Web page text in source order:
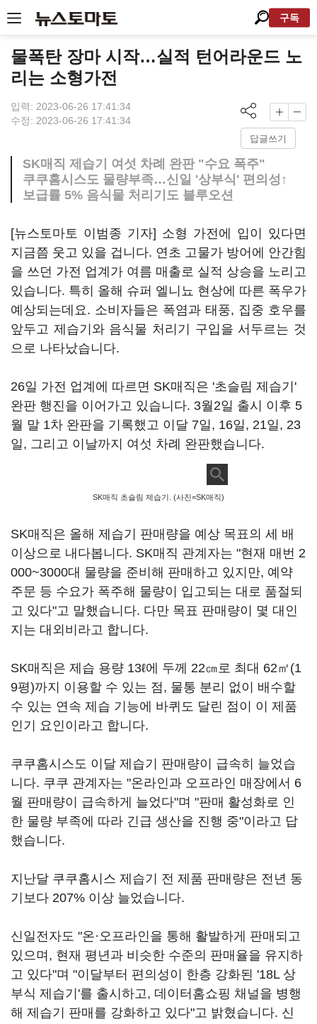
구독
물폭탄 장마 시작…실적 턴어라운드 노
리는 소형가전
입력: 2023-06-26 17:41:34
수정: 2023-06-26 17:41:34
답글쓰기
SK매직 제습기 여섯 차례 완판 "수요 폭주"
쿠쿠홈시스도 물량부족…신일 '상부식' 편의성↑
보급률 5% 음식물 처리기도 블루오션
[뉴스토마토 이범종 기자] 소형 가전에 입이 있다면
지금쯤 웃고 있을 겁니다. 연초 고물가 방어에 안간힘
을 쓰던 가전 업계가 여름 매출로 실적 상승을 노리고
있습니다. 특히 올해 슈퍼 엘니뇨 현상에 따른 폭우가
예상되는데요. 소비자들은 폭염과 태풍, 집중 호우를
앞두고 제습기와 음식물 처리기 구입을 서두르는 것
으로 나타났습니다.
26일 가전 업계에 따르면 SK매직은 '초슬림 제습기'
완판 행진을 이어가고 있습니다. 3월2일 출시 이후 5
월 말 1차 완판을 기록했고 이달 7일, 16일, 21일, 23
일, 그리고 이날까지 여섯 차례 완판했습니다.
SK매직 초슬림 제습기. (사진=SK매직)
SK매직은 올해 제습기 판매량을 예상 목표의 세 배
이상으로 내다봅니다. SK매직 관계자는 "현재 매번 2
000~3000대 물량을 준비해 판매하고 있지만, 예약
주문 등 수요가 폭주해 물량이 입고되는 대로 품절되
고 있다"고 말했습니다. 다만 목표 판매량이 몇 대인
지는 대외비라고 합니다.
SK매직은 제습 용량 13ℓ에 두께 22㎝로 최대 62㎡(1
9평)까지 이용할 수 있는 점, 물통 분리 없이 배수할
수 있는 연속 제습 기능에 바퀴도 달린 점이 이 제품
인기 요인이라고 합니다.
쿠쿠홈시스도 이달 제습기 판매량이 급속히 늘었습
니다. 쿠쿠 관계자는 "온라인과 오프라인 매장에서 6
월 판매량이 급속하게 늘었다"며 "판매 활성화로 인
한 물량 부족에 따라 긴급 생산을 진행 중"이라고 답
했습니다.
지난달 쿠쿠홈시스 제습기 전 제품 판매량은 전년 동
기보다 207% 이상 늘었습니다.
신일전자도 "온·오프라인을 통해 활발하게 판매되고
있으며, 현재 평년과 비슷한 수준의 판매율을 유지하
고 있다"며 "이달부터 편의성이 한층 강화된 '18L 상
부식 제습기'를 출시하고, 데이터홈쇼핑 채널을 병행
해 제습기 판매를 강화하고 있다"고 밝혔습니다. 신